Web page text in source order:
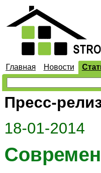
Главная Новости
Пресс-
18-01-2014